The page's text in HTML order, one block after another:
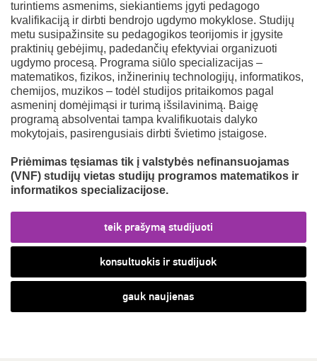
turintiems asmenims, siekiantiems įgyti pedagogo
kvalifikaciją ir dirbti bendrojo ugdymo mokyklose. Studijų
metu susipažinsite su pedagogikos teorijomis ir įgysite
praktinių gebėjimų, padedančių efektyviai organizuoti
ugdymo procesą. Programa siūlo specializacijas –
matematikos, fizikos, inžinerinių technologijų, informatikos,
chemijos, muzikos – todėl studijos pritaikomos pagal
asmeninį domėjimąsi ir turimą išsilavinimą. Baigę
programą absolventai tampa kvalifikuotais dalyko
mokytojais, pasirengusiais dirbti švietimo įstaigose.
Priėmimas tęsiamas tik į valstybės nefinansuojamas
(VNF) studijų vietas studijų programos matematikos ir
informatikos specializacijose.
teik prašymą studijuoti
konsultuokis ir studijuok
gauk naujienas